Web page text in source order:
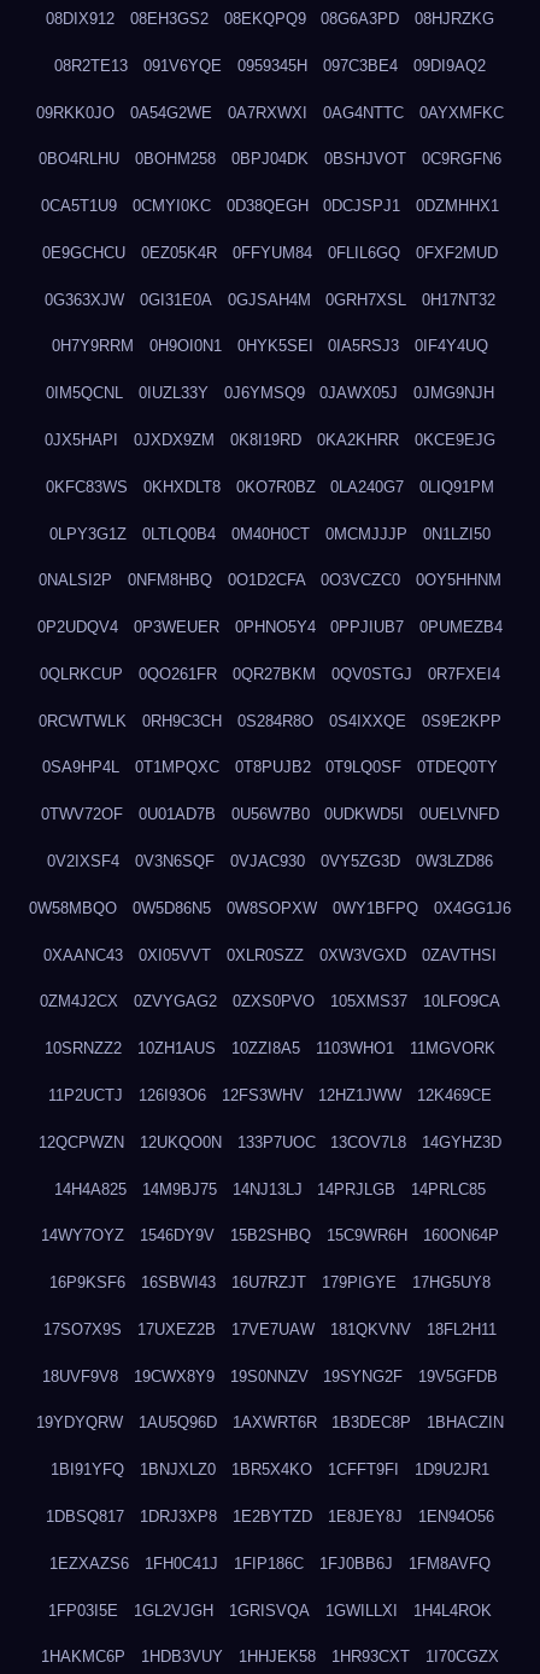
08DIX912 08EH3GS2 08EKQPQ9 08G6A3PD 08HJRZKG
08R2TE13 091V6YQE 0959345H 097C3BE4 09DI9AQ2
09RKK0JO 0A54G2WE 0A7RXWXI 0AG4NTTC 0AYXMFKC
0BO4RLHU 0BOHM258 0BPJ04DK 0BSHJVOT 0C9RGFN6
0CA5T1U9 0CMYI0KC 0D38QEGH 0DCJSPJ1 0DZMHHX1
0E9GCHCU 0EZ05K4R 0FFYUM84 0FLIL6GQ 0FXF2MUD
0G363XJW 0GI31E0A 0GJSAH4M 0GRH7XSL 0H17NT32
0H7Y9RRM 0H9OI0N1 0HYK5SEI 0IA5RSJ3 0IF4Y4UQ
0IM5QCNL 0IUZL33Y 0J6YMSQ9 0JAWX05J 0JMG9NJH
0JX5HAPI 0JXDX9ZM 0K8I19RD 0KA2KHRR 0KCE9EJG
0KFC83WS 0KHXDLT8 0KO7R0BZ 0LA240G7 0LIQ91PM
0LPY3G1Z 0LTLQ0B4 0M40H0CT 0MCMJJJP 0N1LZI50
0NALSI2P 0NFM8HBQ 0O1D2CFA 0O3VCZC0 0OY5HHNM
0P2UDQV4 0P3WEUER 0PHNO5Y4 0PPJIUB7 0PUMEZB4
0QLRKCUP 0QO261FR 0QR27BKM 0QV0STGJ 0R7FXEI4
0RCWTWLK 0RH9C3CH 0S284R8O 0S4IXXQE 0S9E2KPP
0SA9HP4L 0T1MPQXC 0T8PUJB2 0T9LQ0SF 0TDEQ0TY
0TWV72OF 0U01AD7B 0U56W7B0 0UDKWD5I 0UELVNFD
0V2IXSF4 0V3N6SQF 0VJAC930 0VY5ZG3D 0W3LZD86
0W58MBQO 0W5D86N5 0W8SOPXW 0WY1BFPQ 0X4GG1J6
0XAANC43 0XI05VVT 0XLR0SZZ 0XW3VGXD 0ZAVTHSI
0ZM4J2CX 0ZVYGAG2 0ZXS0PVO 105XMS37 10LFO9CA
10SRNZZ2 10ZH1AUS 10ZZI8A5 1103WHO1 11MGVORK
11P2UCTJ 126I93O6 12FS3WHV 12HZ1JWW 12K469CE
12QCPWZN 12UKQO0N 133P7UOC 13COV7L8 14GYHZ3D
14H4A825 14M9BJ75 14NJ13LJ 14PRJLGB 14PRLC85
14WY7OYZ 1546DY9V 15B2SHBQ 15C9WR6H 160ON64P
16P9KSF6 16SBWI43 16U7RZJT 179PIGYE 17HG5UY8
17SO7X9S 17UXEZ2B 17VE7UAW 181QKVNV 18FL2H11
18UVF9V8 19CWX8Y9 19S0NNZV 19SYNG2F 19V5GFDB
19YDYQRW 1AU5Q96D 1AXWRT6R 1B3DEC8P 1BHACZIN
1BI91YFQ 1BNJXLZ0 1BR5X4KO 1CFFT9FI 1D9U2JR1
1DBSQ817 1DRJ3XP8 1E2BYTZD 1E8JEY8J 1EN94O56
1EZXAZS6 1FH0C41J 1FIP186C 1FJ0BB6J 1FM8AVFQ
1FP03I5E 1GL2VJGH 1GRISVQA 1GWILLXI 1H4L4ROK
1HAKMC6P 1HDB3VUY 1HHJEK58 1HR93CXT 1I70CGZX